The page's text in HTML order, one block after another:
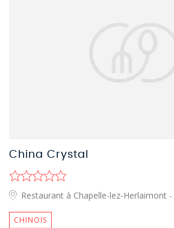
China Crystal
Restaurant à Chapelle-lez-Herlaimont
CHINOIS